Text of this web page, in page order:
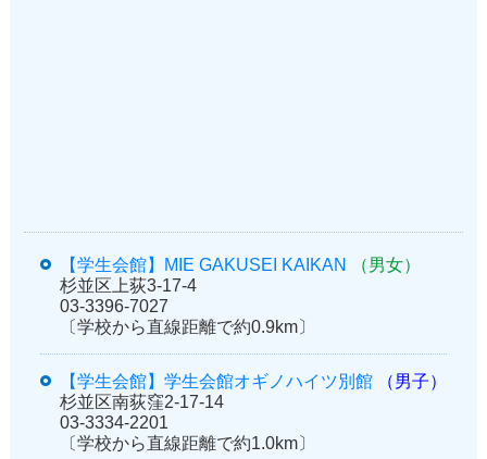
【学生会館】MIE GAKUSEI KAIKAN
（男女）
杉並区上荻3-17-4
03-3396-7027
〔学校から直線距離で約0.9km〕
【学生会館】学生会館オギノハイツ別館
（男子）
杉並区南荻窪2-17-14
03-3334-2201
〔学校から直線距離で約1.0km〕